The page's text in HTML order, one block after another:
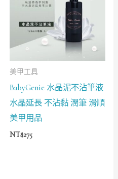
美甲工具
BabyGenie 水晶泥不沾筆液
水晶延長 不沾黏 潤筆 滑順
美甲用品
NT$275